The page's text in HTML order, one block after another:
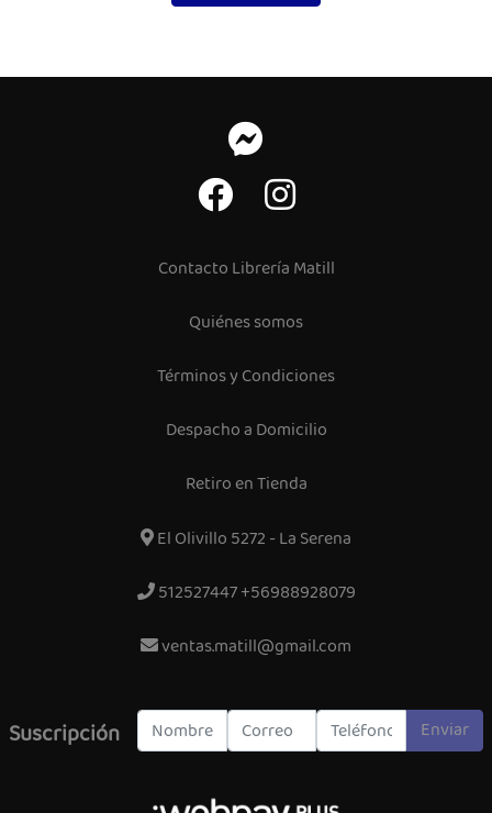
Contacto Librería Matill
Quiénes somos
Términos y Condiciones
Despacho a Domicilio
Retiro en Tienda
El Olivillo 5272 - La Serena
512527447 +56988928079
ventas.matill@gmail.com
Suscripción Enviar